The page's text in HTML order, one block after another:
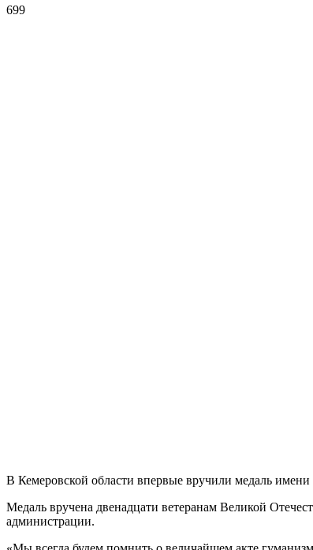
699
В Кемеровской области впервые вручили медаль
Медаль вручена двенадцати ветеранам Великой
администрации.